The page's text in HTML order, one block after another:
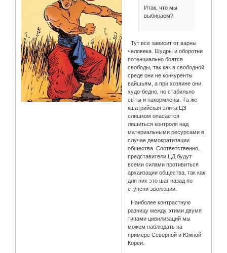
Итак, что мы
выбираем?
Тут все зависит от варны
человека. Шудры и оборотни
потенциально боятся
свободы, так как в свободной
среде они не конкуренты
вайшьям, а при хозяине они
худо-бедно, но стабильно
сыты и накормлены. Та же
кшатрийская элита ЦЗ
слишком опасается
лишиться контроля над
материальными ресурсами в
случае демократизации
общества. Соответственно,
представители ЦД будут
всеми силами противиться
архаизации общества, так как
для них это шаг назад по
ступени эволюции.
Наиболее контрастную
разницу между этими двумя
типами цивилизаций мы
можем наблюдать на
примере Северной и Южной
Кореи.